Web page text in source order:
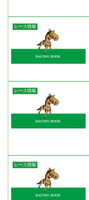
レース情報
レース情報
レース情報